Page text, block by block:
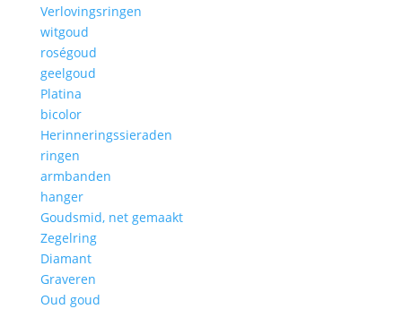
Verlovingsringen
witgoud
roségoud
geelgoud
Platina
bicolor
Herinneringssieraden
ringen
armbanden
hanger
Goudsmid, net gemaakt
Zegelring
Diamant
Graveren
Oud goud